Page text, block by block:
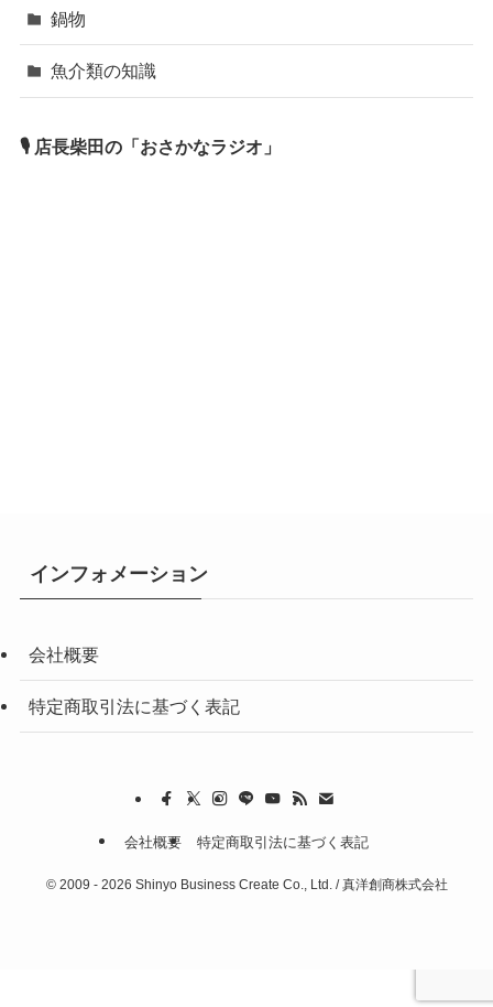
鍋物
魚介類の知識
🎙 店長柴田の「おさかなラジオ」
インフォメーション
会社概要
特定商取引法に基づく表記
会社概要 特定商取引法に基づく表記
©2009 - 2026 Shinyo Business Create Co., Ltd. / 真洋創商株式会社